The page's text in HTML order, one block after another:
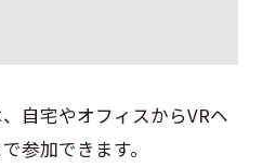
自宅やオフィスからVRヘ
参加できます。